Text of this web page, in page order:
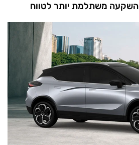
משתלמת יותר לטווח